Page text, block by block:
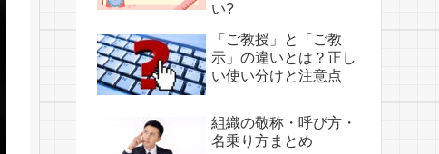
い?
「ご教授」と「ご教
示」の違いとは？正し
い使い分けと注意点
組織の敬称・呼び方・
名乗り方まとめ